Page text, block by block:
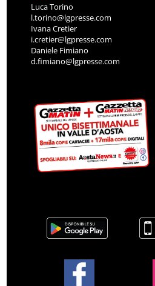
Luca Torino
l.torino@lgpresse.com
Ivana Cretier
i.cretier@lgpresse.com
Daniele Fimiano
d.fimiano@lgpresse.com